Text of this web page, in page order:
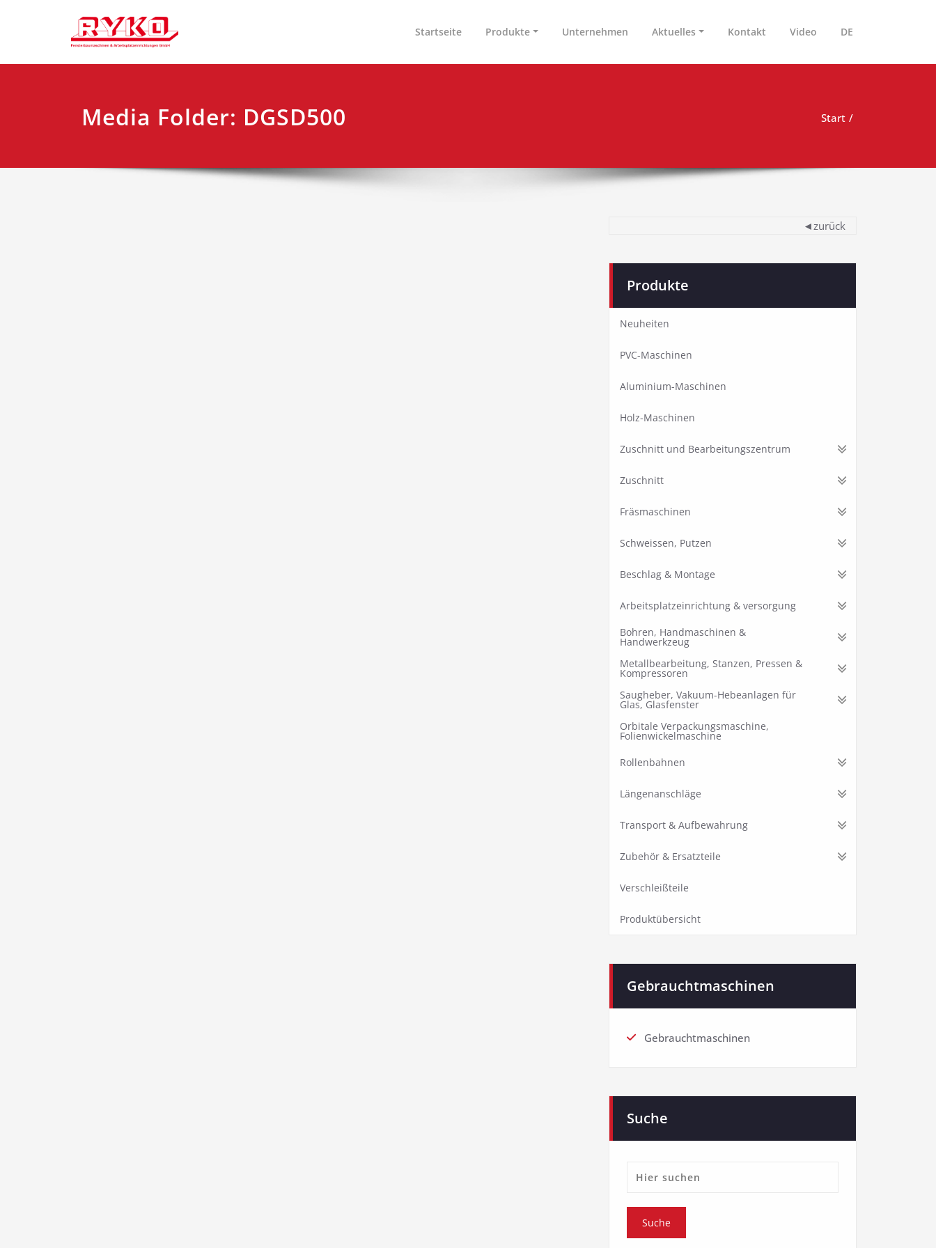
Startseite Produkte Unternehmen Aktuelles Kontakt Video DE
Media Folder: DGSD500 Start
◄zurück
Produkte
Neuheiten
PVC-Maschinen
Aluminium-Maschinen
Holz-Maschinen
Zuschnitt und Bearbeitungszentrum
Zuschnitt
Fräsmaschinen
Schweissen, Putzen
Beschlag & Montage
Arbeitsplatzeinrichtung & versorgung
Bohren, Handmaschinen &
Handwerkzeug
Metallbearbeitung, Stanzen, Pressen &
Kompressoren
Saugheber, Vakuum-Hebeanlagen für
Glas, Glasfenster
Orbitale Verpackungsmaschine,
Folienwickelmaschine
Rollenbahnen
Längenanschläge
Transport & Aufbewahrung
Zubehör & Ersatzteile
Verschleißteile
Produktübersicht
Gebrauchtmaschinen
Gebrauchtmaschinen
Suche